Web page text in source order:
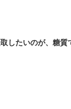
したいのが、糖